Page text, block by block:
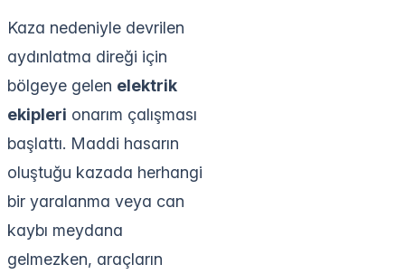
Kaza nedeniyle devrilen
aydınlatma direği için
bölgeye gelen elektrik
ekipleri onarım çalışması
başlattı. Maddi hasarın
oluştuğu kazada herhangi
bir yaralanma veya can
kaybı meydana
gelmezken, araçların